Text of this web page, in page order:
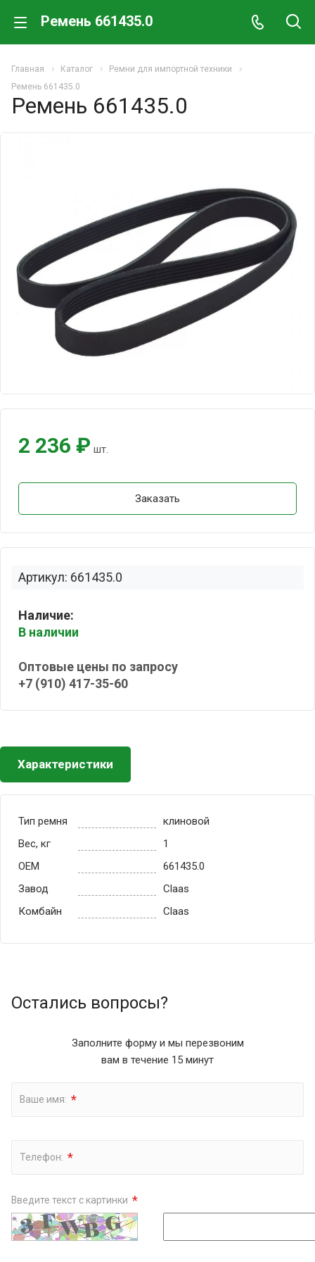
Ремень 661435.0
Главная Каталог
Ремни для импортной техники
Ремень 661435.0
Ремень 661435.0
Артикул: 661435.0
Наличие:
В наличии
Оптовые цены по запросу
+7 (910) 417-35-60
2 236 ₽ шт.
Заказать
Характеристики
Тип ремня
клиновой
Вес, кг
1
OEM
661435.0
Завод
Claas
Комбайн
Claas
Остались вопросы?
Заполните форму и мы перезвоним
вам в течение 15 минут
Ваше имя: *
Телефон: *
Введите текст с картинки *